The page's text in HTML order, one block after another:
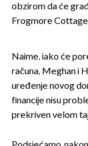
obzirom da će
Frogmore
Naime, iako će
računa, Meghan i
uređenje novog
financije nisu
prekriven velom